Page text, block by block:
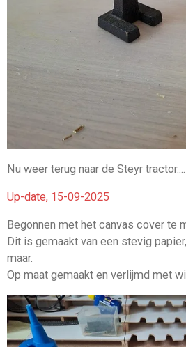
Nu weer terug naar de Steyr tractor....
Up-date, 15-09-2025
Begonnen met het canvas cover te
Dit is gemaakt van een stevig
maar.
Op maat gemaakt en verlijmd met